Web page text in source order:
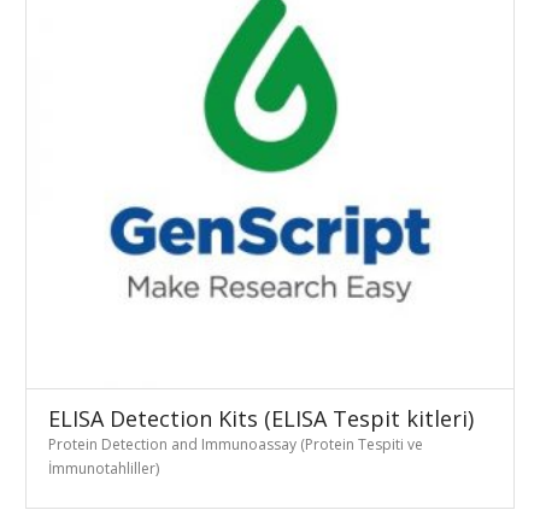
ELISA Detection Kits (ELISA Tespit kitleri)
Protein Detection and Immunoassay (Protein Tespiti ve
İmmunotahliller)